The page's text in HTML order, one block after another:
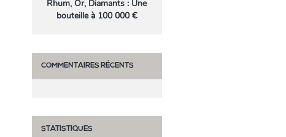
Rhum, Or, Diamants : Une
bouteille à 100 000 €
COMMENTAIRES RÉCENTS
STATISTIQUES